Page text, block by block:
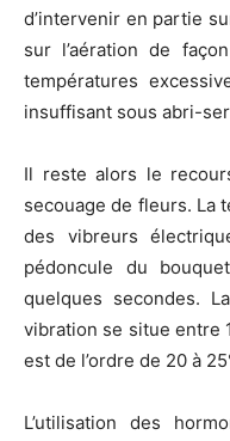
d’intervenir en partie
sur l’aération de
températures
insuffisant sous abri-
Il reste alors le
secouage de fleurs. La
des vibreurs
pédoncule du
quelques secondes.
vibration se situe entre
est de l’ordre de 20 à
L’utilisation des